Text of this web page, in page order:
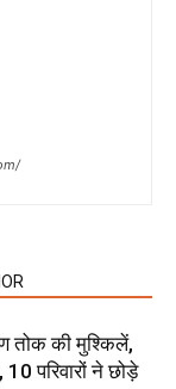
तोक की मुश्किलें,
परिवारों ने छोड़े